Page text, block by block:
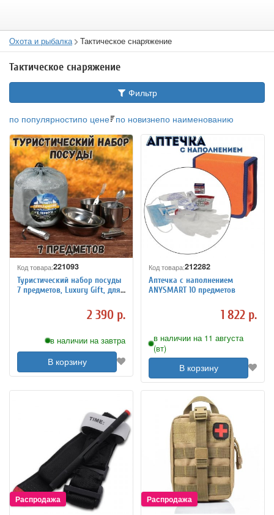
Охота и рыбалка Тактическое снаряжение
Тактическое снаряжение
Фильтр
по популярностипо цене по новизнепо наименованию
Код товара:221093
Туристический набор посуды
7 предметов, Luxury Gift, для
2 390 р.
в наличии на завтра
В корзину
Код товара:212282
Аптечка с наполнением
ANYSMART 10 предметов
1 822 р.
в наличии на 11 августа
(вт)
В корзину